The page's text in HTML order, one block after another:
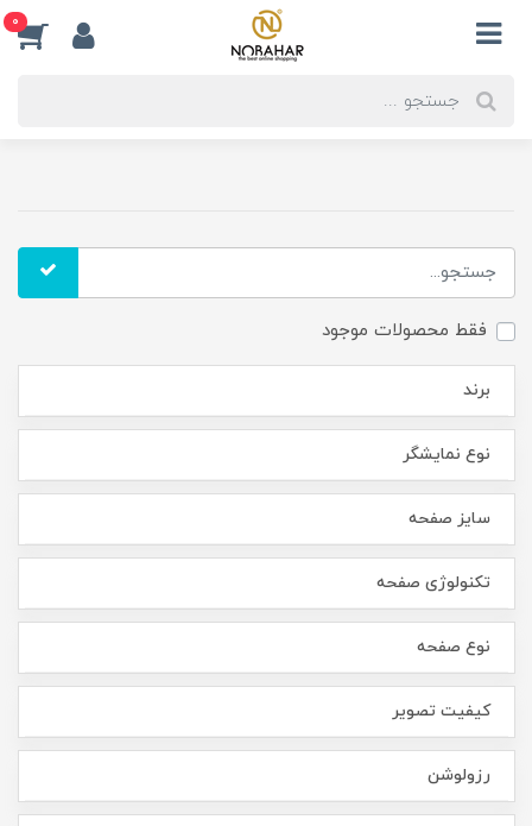
0
فقط محصولات موجود
برند
نوع نمایشگر
سایز صفحه
تکنولوژی صفحه
نوع صفحه
کیفیت تصویر
رزولوشن